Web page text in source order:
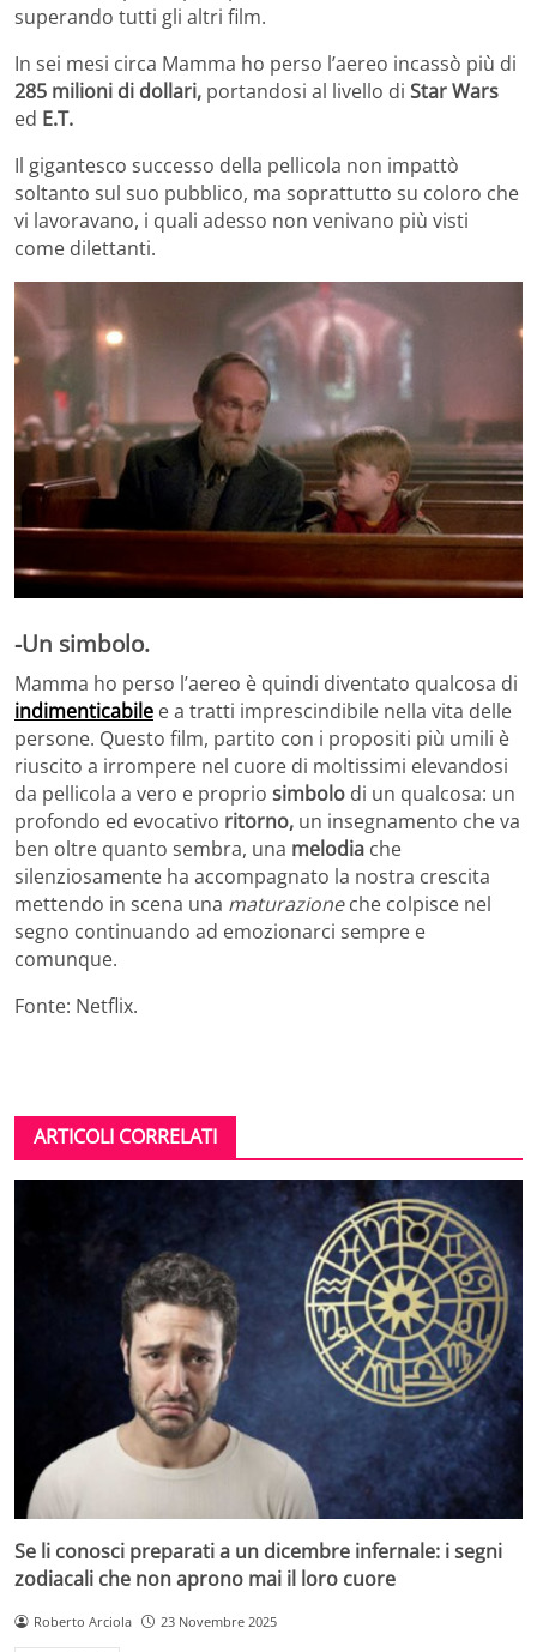
superando tutti gli altri film.
In sei mesi circa Mamma ho perso l’aereo incassò più di
285 milioni di dollari, portandosi al livello di Star Wars
ed E.T.
Il gigantesco successo della pellicola non impattò
soltanto sul suo pubblico, ma soprattutto su coloro che
vi lavoravano, i quali adesso non venivano più visti
come dilettanti.
-Un simbolo.
Mamma ho perso l’aereo è quindi diventato qualcosa di
indimenticabile e a tratti imprescindibile nella vita delle
persone. Questo film, partito con i propositi più umili è
riuscito a irrompere nel cuore di moltissimi elevandosi
da pellicola a vero e proprio simbolo di un qualcosa: un
profondo ed evocativo ritorno, un insegnamento che va
ben oltre quanto sembra, una melodia che
silenziosamente ha accompagnato la nostra crescita
mettendo in scena una maturazioneche colpisce nel
segno continuando ad emozionarci sempre e
comunque.
Fonte: Netflix.
ARTICOLI CORRELATI
Se li conosci preparati a un dicembre infernale: i segni
zodiacali che non aprono mai il loro cuore
Roberto Arciola 23 Novembre 2025